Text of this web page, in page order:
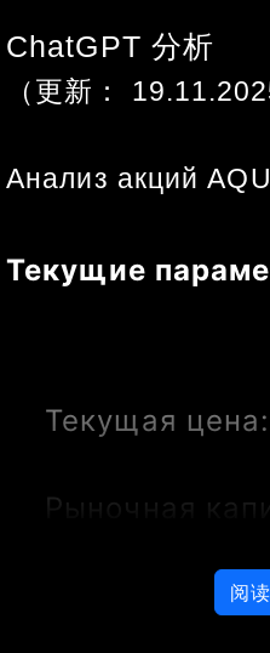
ChatGPT 分析
（更新：
Анализ акций
Текущие
Текущая
Рыночная
阅